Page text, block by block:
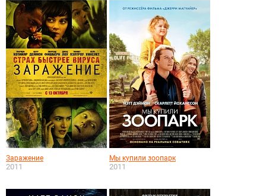
Заражение
2011
Мы купили зоопарк
2011